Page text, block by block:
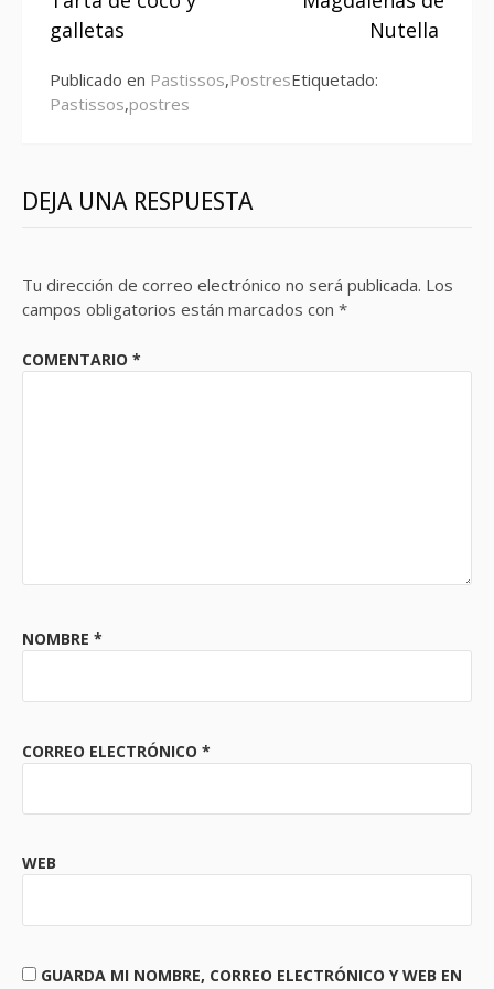
leyendo
galletas
Nutella
Publicado en Pastissos,PostresEtiquetado:
Pastissos,postres
DEJA UNA RESPUESTA
Tu dirección de correo electrónico no será publicada. Los
campos obligatorios están marcados con *
COMENTARIO *
NOMBRE *
CORREO ELECTRÓNICO *
WEB
GUARDA MI NOMBRE, CORREO ELECTRÓNICO Y WEB EN